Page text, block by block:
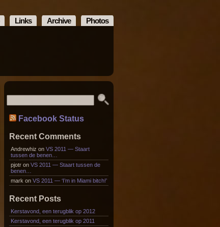
Links Archive Photos
Facebook Status
Recent Comments
Andrewhiz on VS 2011 — Staart
tussen de benen…
pjotron VS 2011 — Staart tussen de
benen…
mark on VS 2011 — ‘I’m in Miami bitch!’
Recent Posts
Kerstavond, een terugblik op 2012
Kerstavond, een terugblik op 2011